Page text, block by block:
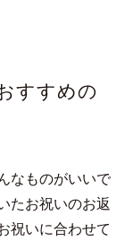
すすめの
なものがいいで
たお祝いのお返
祝いに合わせて